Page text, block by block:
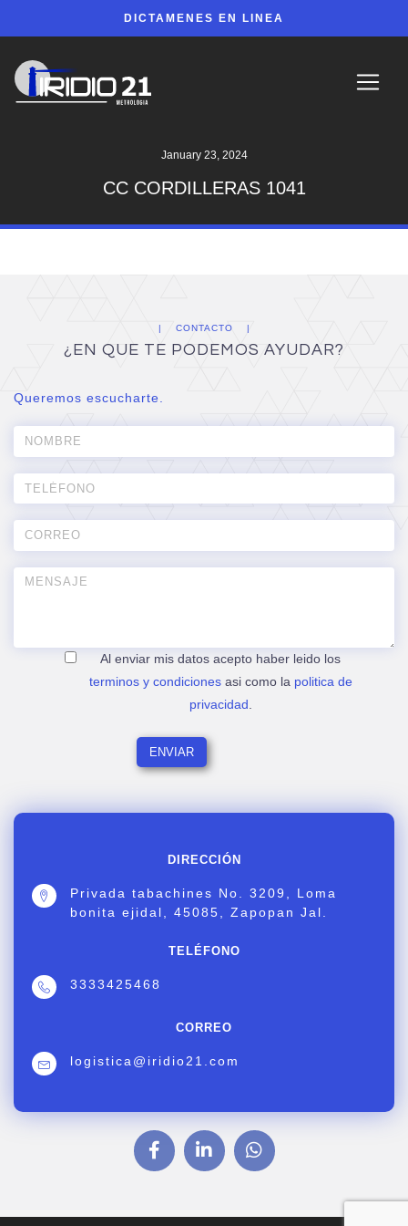
DICTAMENES EN LINEA
January 23, 2024
CC CORDILLERAS 1041
DIRECCIÓN
Privada tabachines No. 3209, Loma
bonita ejidal, 45085, Zapopan Jal.
TELÉFONO
3333425468
CORREO
logistica@iridio21.com
CONTACTO
¿EN QUE TE PODEMOS AYUDAR?
Queremos escucharte.
Al enviar mis datos acepto haber leido los
terminos y condicionesasi como la politica de
privacidad